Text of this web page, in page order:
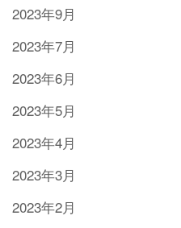
2023年9月
2023年7月
2023年6月
2023年5月
2023年4月
2023年3月
2023年2月